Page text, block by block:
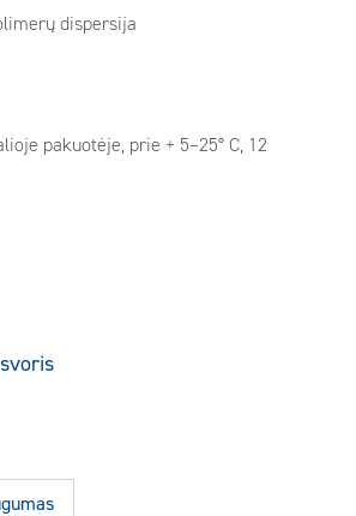
dispersija
pakuotėje, prie + 5–25° C, 12